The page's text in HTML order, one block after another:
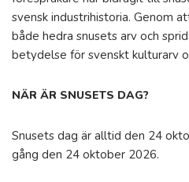
svensk industrihistoria. Genom
både hedra snusets arv och
betydelse för svenskt kulturarv
NÄR ÄR SNUSETS DAG?
Snusets dag är alltid den 24
gång den 24 oktober 2026.